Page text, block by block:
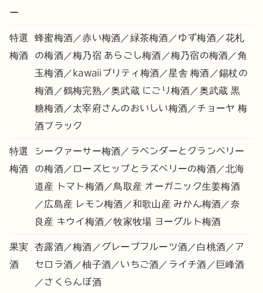
ー
特選
梅酒
蜂蜜梅酒／赤い梅酒／緑茶梅酒／ゆず梅酒／花札
の梅酒／梅乃宿 あらごし梅酒／梅乃宿の梅酒／角
玉梅酒／kawaiiプリティ梅酒／星舎 梅酒／錫杖の
梅酒／鶴梅完熟／奥武蔵 にごり梅酒／奥武蔵 黒
糖梅酒／太宰府さんのおいしい梅酒／チョーヤ 梅
酒ブラック
特選
梅酒
シークァーサー梅酒／ラベンダーとクランベリー
の梅酒／ローズヒップとラズベリーの梅酒／北海
道産 トマト梅酒／鳥取産 オーガニック生姜梅酒
／広島産 レモン梅酒／和歌山産 みかん梅酒／奈
良産 キウイ梅酒／牧家牧場 ヨーグルト梅酒
果実
酒
杏露酒／梅酒／グレープフルーツ酒／白桃酒／ア
セロラ酒／柚子酒／いちご酒／ライチ酒／巨峰酒
／さくらんぼ酒